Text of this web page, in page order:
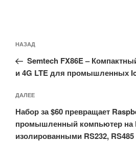
по
записям
Предыдущая
запись:
НАЗАД
Semtech FX86E –
и 4G LTE для промышленных
Следующая
запись
ДАЛЕЕ
Набор за $60 превращает
промышленный компьютер на
изолированными RS232,